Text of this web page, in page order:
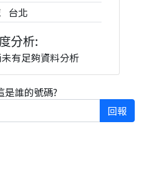
台北
分析:
有足夠資料分析
是誰的號碼?
回報